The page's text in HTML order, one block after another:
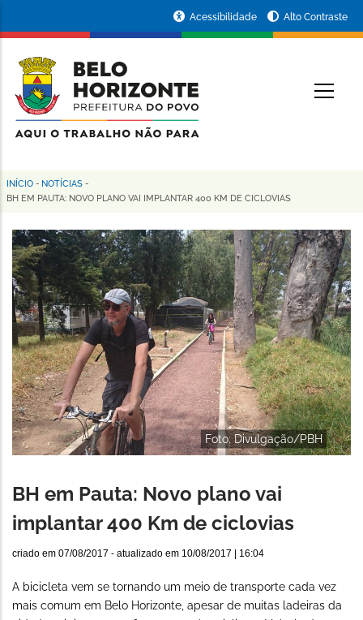
conteúdo
principal
da
Prefeitura
de
Horizonte
Acessibilidade Alto Contraste
Trilha
navegação
INÍCIO - NOTÍCIAS -
BH EM PAUTA: NOVO PLANO VAI IMPLANTAR 400 KM DE CICLOVIAS
Foto: Divulgação/PBH
BH em Pauta: Novo plano vai
implantar 400 Km de ciclovias
criado em 07/08/2017 - atualizado em 10/08/2017 | 16:04
A bicicleta vem se tornando um meio de transporte cada vez
mais comum em Belo Horizonte, apesar de muitas ladeiras da